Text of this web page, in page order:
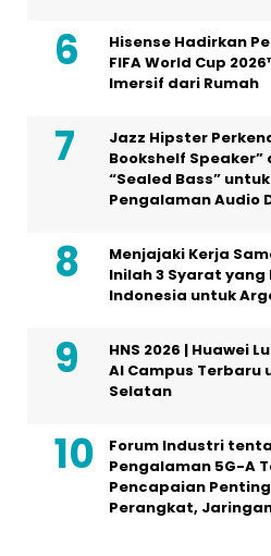
Hisense Hadirkan
FIFA World Cup
Imersif dari Rumah
Jazz Hipster
Bookshelf
“Sealed Bass”
Pengalaman Audio
Menjajaki Kerja
Inilah 3 Syarat yang
Indonesia untuk
HNS 2026 | Huawei
AI Campus Terbaru
Selatan
Forum Industri
Pengalaman 5G-A
Pencapaian
Perangkat,